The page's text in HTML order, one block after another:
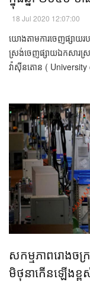
18 Jul 2020 12:07:00
យោង​តាម​​ការ​ចេញផ្សាយ​
ស្រង់​ចេញផ្សាយ​​ឯកសារ​ស្រ
វ៉ាស៊ីនតោន ( University
សកម្មភាពរោងចក្
មិថុនាកើនឡើងខ្